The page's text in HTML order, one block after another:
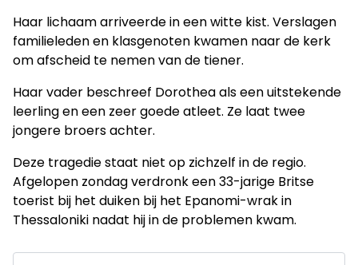
Haar lichaam arriveerde in een witte kist. Verslagen
familieleden en klasgenoten kwamen naar de kerk
om afscheid te nemen van de tiener.
Haar vader beschreef Dorothea als een uitstekende
leerling en een zeer goede atleet. Ze laat twee
jongere broers achter.
Deze tragedie staat niet op zichzelf in de regio.
Afgelopen zondag verdronk een 33-jarige Britse
toerist bij het duiken bij het Epanomi-wrak in
Thessaloniki nadat hij in de problemen kwam.